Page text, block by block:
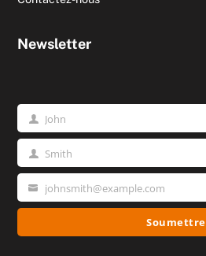
Newsletter
PrénomJohn
Nom Smith
Votre
email
johnsmith@example.com
Soumettre